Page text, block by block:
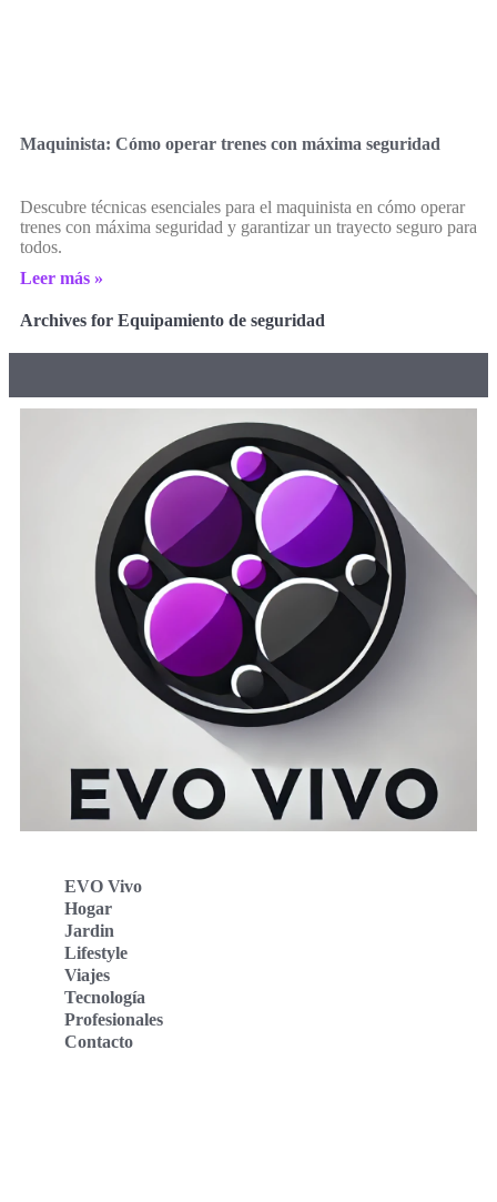
Maquinista: Cómo operar trenes con máxima seguridad
Descubre técnicas esenciales para el maquinista en cómo operar
trenes con máxima seguridad y garantizar un trayecto seguro para
todos.
Leer más »
Archives for Equipamiento de seguridad
EVO Vivo
Hogar
Jardin
Lifestyle
Viajes
Tecnología
Profesionales
Contacto